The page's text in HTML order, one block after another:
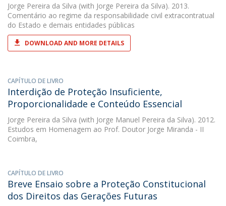
Jorge Pereira da Silva (with Jorge Pereira da Silva). 2013.
Comentário ao regime da responsabilidade civil extracontratual
do Estado e demais entidades públicas
DOWNLOAD AND MORE DETAILS
CAPÍTULO DE LIVRO
Interdição de Proteção Insuficiente,
Proporcionalidade e Conteúdo Essencial
Jorge Pereira da Silva (with Jorge Manuel Pereira da Silva). 2012.
Estudos em Homenagem ao Prof. Doutor Jorge Miranda - II
Coimbra,
CAPÍTULO DE LIVRO
Breve Ensaio sobre a Proteção Constitucional
dos Direitos das Gerações Futuras